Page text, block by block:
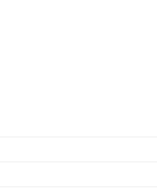
Stopień